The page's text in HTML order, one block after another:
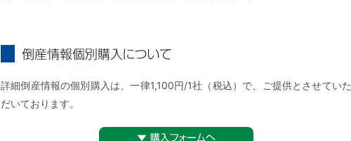
詳細倒産情報の個別購入は、一律1,100円/1社（税込）で、ご提供とさせていた
だいております。